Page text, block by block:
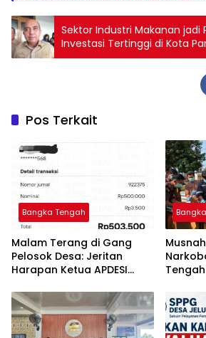
Sektor Industri Makanan jadi
Investasi Tertinggi di Kota
Pos Terkait
Bangka Tengah
Malam Terang di Gang
Pelosok Desa: Jeritan
Harapan Ketua APDESI
Babel